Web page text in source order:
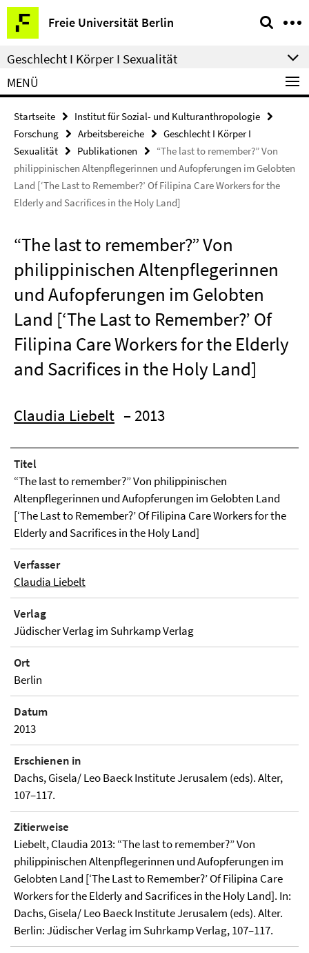
Springe
direkt
zu
Inhalt
Freie Universität Berlin
Service-
Navigation
Geschlecht I Körper I Sexualität
MENÜ
Startseite
Institut für Sozial- und Kulturanthropologie
Forschung
Arbeitsbereiche
Geschlecht I Körper I
Sexualität
Publikationen
“The last to remember?” Von
philippinischen Altenpflegerinnen und Aufopferungen im Gelobten
Land [‘The Last to Remember?’ Of Filipina Care Workers for the
Elderly and Sacrifices in the Holy Land]
“The last to remember?” Von
philippinischen Altenpflegerinnen
und Aufopferungen im Gelobten
Land [‘The Last to Remember?’ Of
Filipina Care Workers for the Elderly
and Sacrifices in the Holy Land]
Claudia Liebelt – 2013
Titel
“The last to remember?” Von philippinischen
Altenpflegerinnen und Aufopferungen im Gelobten Land
[‘The Last to Remember?’ Of Filipina Care Workers for the
Elderly and Sacrifices in the Holy Land]
Verfasser
Claudia Liebelt
Verlag
Jüdischer Verlag im Suhrkamp Verlag
Ort
Berlin
Datum
2013
Erschienen in
Dachs, Gisela/ Leo Baeck Institute Jerusalem (eds). Alter,
107–117.
Zitierweise
Liebelt, Claudia 2013: “The last to remember?” Von
philippinischen Altenpflegerinnen und Aufopferungen im
Gelobten Land [‘The Last to Remember?’ Of Filipina Care
Workers for the Elderly and Sacrifices in the Holy Land]. In:
Dachs, Gisela/ Leo Baeck Institute Jerusalem (eds). Alter.
Berlin: Jüdischer Verlag im Suhrkamp Verlag, 107–117.